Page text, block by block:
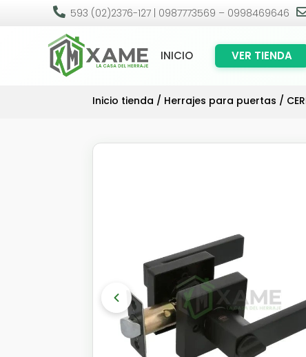
 593 (02)2376-127 | 0987773569 – 0998469646
INICIO VER TIENDA
Inicio tienda / Herrajes para puertas /